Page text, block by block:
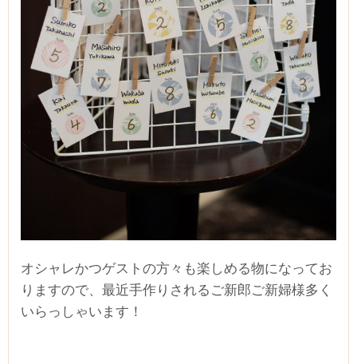
オシャレかつゲストの方々も楽しめる物になってお
りますので、最近手作りされるご新郎ご新婦様多く
いらっしゃいます！